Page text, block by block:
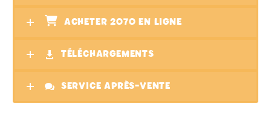
ACHETER 2070 EN LIGNE
TÉLÉCHARGEMENTS
SERVICE APRÈS-VENTE